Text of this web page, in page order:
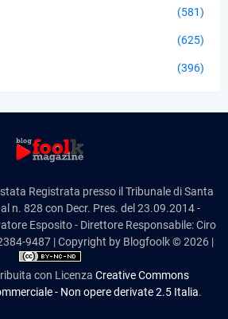
(581)
(625)
(396)
Registrata presso il Tribunale di Santa
n. 828 con Decr. Pres. del 23.09.2014 -
Esposito - Direttore Responsabile: Ciro
9487 | Copyright by Blogfoolk © 2026 |
con Licenza Creative Commons
- Non opere derivate 2.5 Italia.